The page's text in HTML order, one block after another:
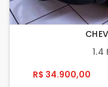
1.4
R$ 34.900,00